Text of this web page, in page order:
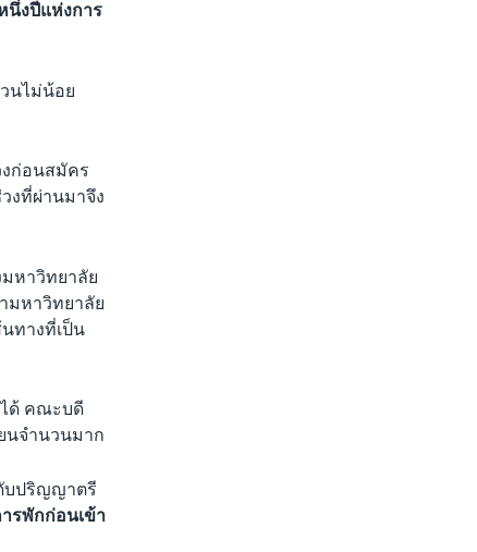
นึ่งปีแห่งการ
นไม่น้อย
งก่อนสมัคร
งที่ผ่านมาจึง
หาวิทยาลัย
มหาวิทยาลัย
ทางที่เป็น
ได้ คณะบดี
นจำนวนมาก
บปริญญาตรี
รพักก่อนเข้า